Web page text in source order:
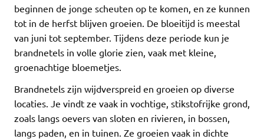
beginnen de jonge scheuten op te komen, en ze kunnen
tot in de herfst blijven groeien. De bloeitijd is meestal
van juni tot september. Tijdens deze periode kun je
brandnetels in volle glorie zien, vaak met kleine,
groenachtige bloemetjes.
Brandnetels zijn wijdverspreid en groeien op diverse
locaties. Je vindt ze vaak in vochtige, stikstofrijke grond,
zoals langs oevers van sloten en rivieren, in bossen,
langs paden, en in tuinen. Ze groeien vaak in dichte